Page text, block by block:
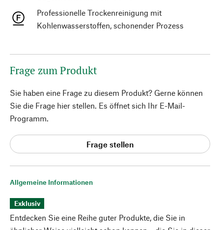
Allgemeine Informationen
Exklusiv
Entdecken Sie eine Reihe guter Produkte, die Sie in
Professionelle Trockenreinigung mit
Kohlenwasserstoffen, schonender Prozess
Frage zum Produkt
Sie haben eine Frage zu diesem Produkt? Gerne können
Sie die Frage hier stellen. Es öffnet sich Ihr E-Mail-
Programm.
Frage stellen